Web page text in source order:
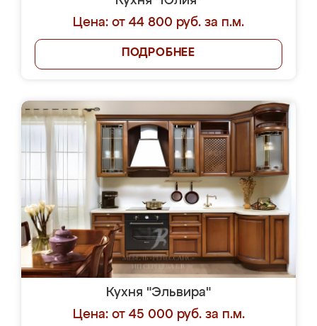
Цена: от 44 800 руб. за п.м.
ПОДРОБНЕЕ
Кухня "Эльвира"
Цена: от 45 000 руб. за п.м.